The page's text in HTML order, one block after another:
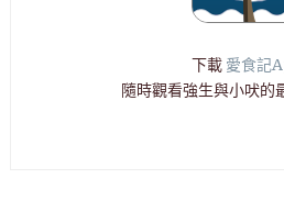
下載 愛食記
隨時觀看強生與小吠的